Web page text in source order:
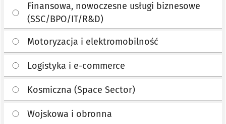
Finansowa, nowoczesne usługi biznesowe
(SSC/BPO/IT/R&D)
Motoryzacja i elektromobilność
Logistyka i e-commerce
Kosmiczna (Space Sector)
Wojskowa i obronna